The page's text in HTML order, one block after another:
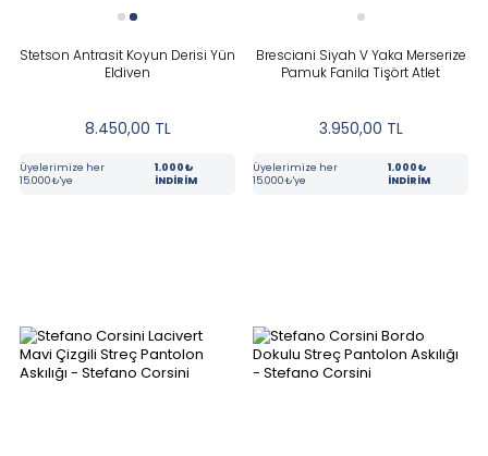
Stetson Antrasit Koyun Derisi Yün
Eldiven
8.450,00 TL
Üyelerimize her
15.000₺'ye
1.000₺
İNDİRİM
Bresciani Siyah V Yaka Merserize
Pamuk Fanila Tişört Atlet
3.950,00 TL
Üyelerimize her
15.000₺'ye
1.000₺
İNDİRİM